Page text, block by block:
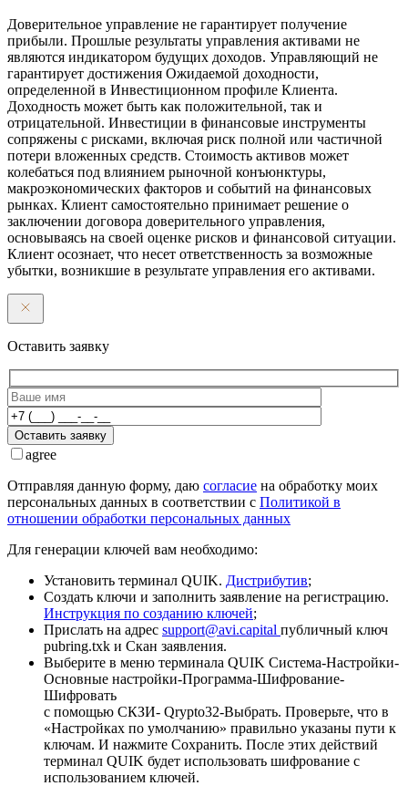
Доверительное управление не гарантирует получение
прибыли. Прошлые результаты управления активами не
являются индикатором будущих доходов. Управляющий не
гарантирует достижения Ожидаемой доходности,
определенной в Инвестиционном профиле Клиента.
Доходность может быть как положительной, так и
отрицательной. Инвестиции в финансовые инструменты
сопряжены с рисками, включая риск полной или частичной
потери вложенных средств. Стоимость активов может
колебаться под влиянием рыночной конъюнктуры,
макроэкономических факторов и событий на финансовых
рынках. Клиент самостоятельно принимает решение о
заключении договора доверительного управления,
основываясь на своей оценке рисков и финансовой ситуации.
Клиент осознает, что несет ответственность за возможные
убытки, возникшие в результате управления его активами.
Оставить заявку
Оставить заявку
agree
Отправляя данную форму, даю согласие на обработку моих
персональных данных в соответствии с Политикой в
отношении обработки персональных данных
Для генерации ключей вам необходимо:
Установить терминал QUIK. Дистрибутив;
Создать ключи и заполнить заявление на регистрацию.
Инструкция по созданию ключей;
Прислать на адрес support@avi.capital публичный ключ
pubring.txk и Скан заявления.
Выберите в меню терминала QUIK Система-Настройки-
Основные настройки-Программа-Шифрование-
Шифровать
с помощью СКЗИ- Qrypto32-Выбрать. Проверьте, что в
«Настройках по умолчанию» правильно указаны пути к
ключам. И нажмите Сохранить. После этих действий
терминал QUIK будет использовать шифрование с
использованием ключей.